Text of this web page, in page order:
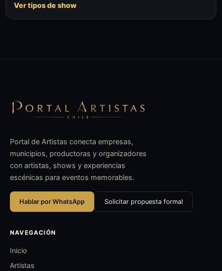
Ver tipos de show
Portal de Artistas conecta empresas,
municipios, productoras y organizadores
con artistas, shows y experiencias
escénicas para eventos memorables.
Hablar por WhatsApp Solicitar propuesta formal
NAVEGACIÓN
Inicio
Artistas